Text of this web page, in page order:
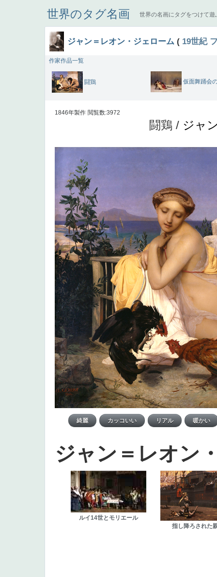
世界のタグ名画 世界の名画にタグをつけて遊
ジャン＝レオン・ジェローム ( 19世紀
作家作品一覧
闘鶏 仮面舞踊会
1846年製作 閲覧数:3972
闘鶏 / ジャ
ジャン＝レオン
ルイ14世とモリエール
指し降ろされた